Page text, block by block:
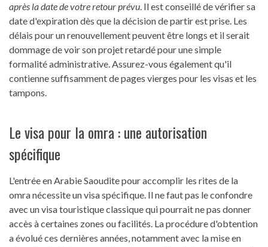
après la date de votre retour prévu. Il est conseillé de vérifier sa
date d'expiration dès que la décision de partir est prise. Les
délais pour un renouvellement peuvent être longs et il serait
dommage de voir son projet retardé pour une simple
formalité administrative. Assurez-vous également qu'il
contienne suffisamment de pages vierges pour les visas et les
tampons.
Le visa pour la omra : une autorisation
spécifique
L'entrée en Arabie Saoudite pour accomplir les rites de la
omra nécessite un visa spécifique. Il ne faut pas le confondre
avec un visa touristique classique qui pourrait ne pas donner
accès à certaines zones ou facilités. La procédure d'obtention
a évolué ces dernières années, notamment avec la mise en